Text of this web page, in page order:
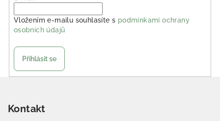
Vložením e-mailu souhlasíte s podmínkami ochrany
osobních údajů
Přihlásit se
Kontakt